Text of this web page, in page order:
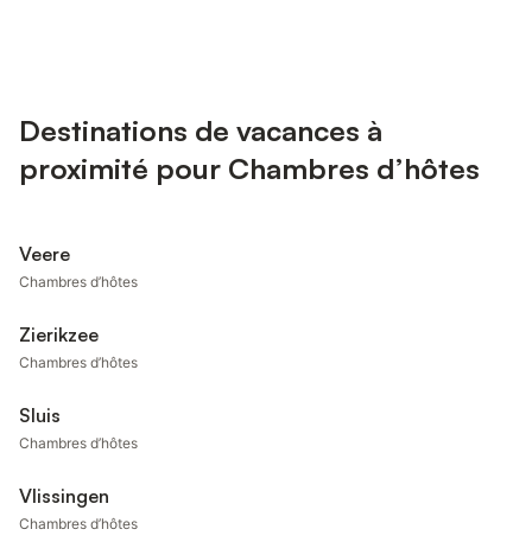
Destinations de vacances à
proximité pour Chambres d’hôtes
Veere
Chambres d’hôtes
Zierikzee
Chambres d’hôtes
Sluis
Chambres d’hôtes
Vlissingen
Chambres d’hôtes